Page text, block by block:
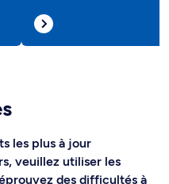
les plus à jour
veuillez utiliser les
des difficultés à